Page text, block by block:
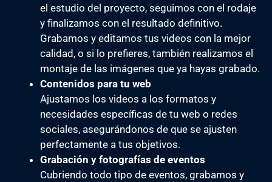
el estudio del proyecto, seguimos con el rodaje
y finalizamos con el resultado definitivo.
Grabamos y editamos tus videos con la mejor
calidad, o si lo prefieres, también realizamos el
montaje de las imágenes que ya hayas grabado.
Contenidos para tu web
Ajustamos los videos a los formatos y
necesidades específicas de tu web o redes
sociales, asegurándonos de que se ajusten
perfectamente a tus objetivos.
Grabación y fotografías de eventos
Cubriendo todo tipo de eventos, grabamos y